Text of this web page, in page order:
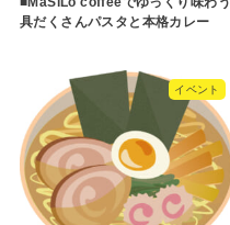
具だくさんパスタと本格カレー
イベント